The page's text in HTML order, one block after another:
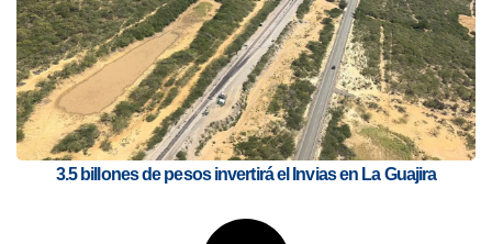
3.5 billones de pesos invertirá el Invias en La Guajira